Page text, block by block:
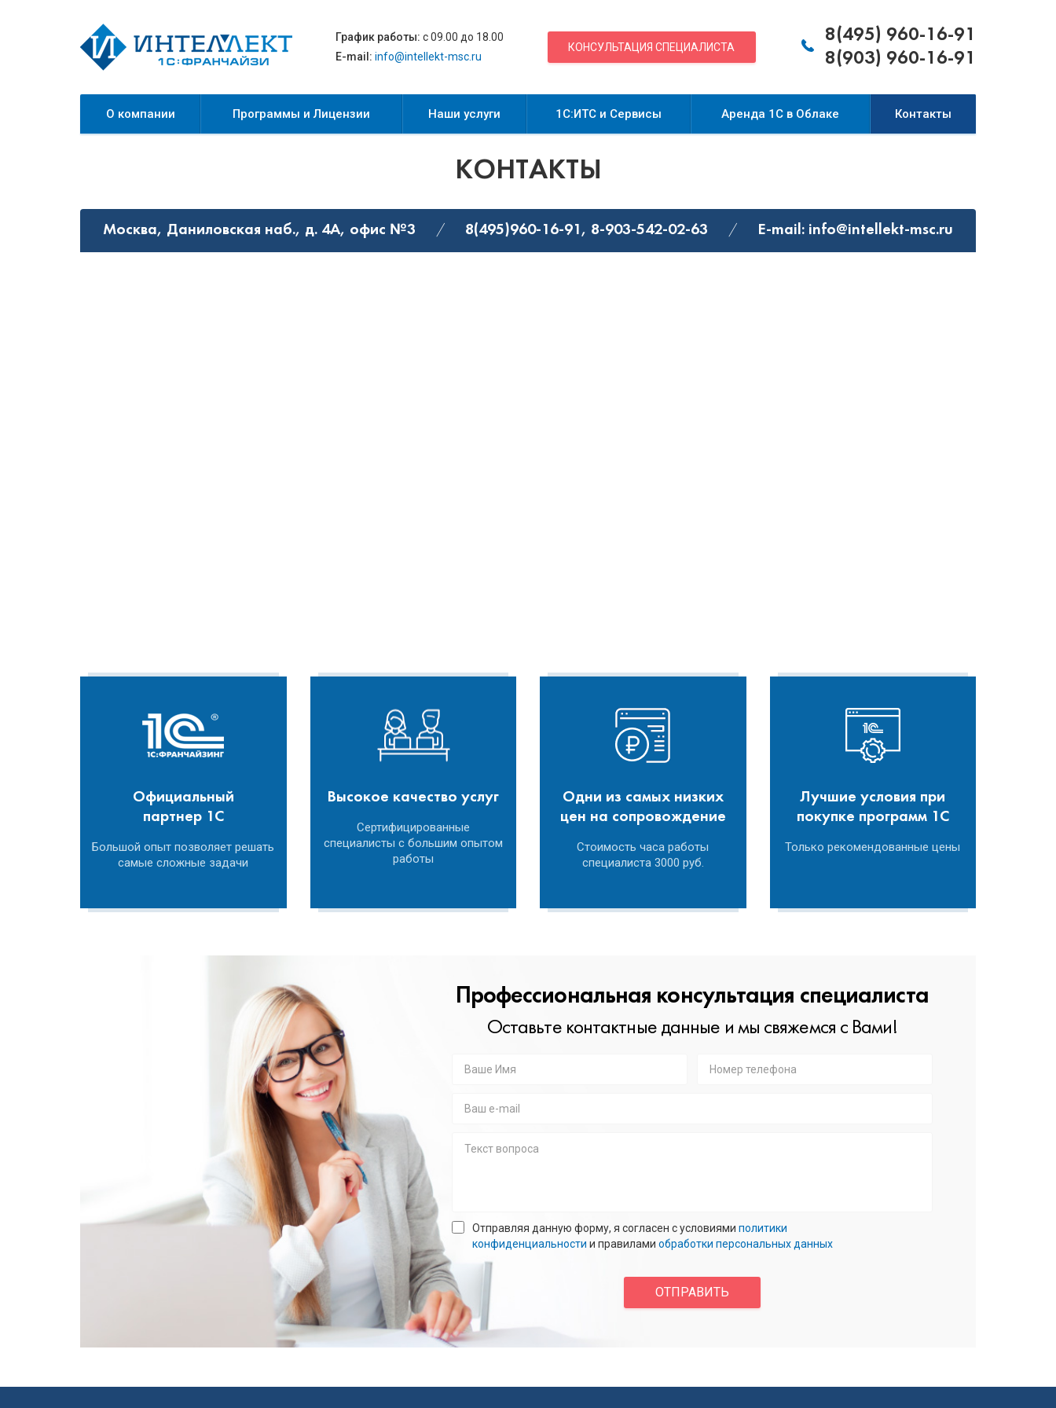
График работы: с 09.00 до 18.00
E-mail: info@intellekt-msc.ru
КОНСУЛЬТАЦИЯ СПЕЦИАЛИСТА
8(495) 960-16-91
8(903) 960-16-91
О компании Программы и Лицензии Наши услуги 1С:ИТС и Сервисы Аренда 1С в Облаке Контакты
КОНТАКТЫ
Москва, Даниловская наб., д. 4А, офис №3 8(495)960-16-91, 8-903-542-02-63 E-mail: info@intellekt-msc.ru
Официальный
партнер 1С
Большой опыт позволяет решать
самые сложные задачи
Высокое качество услуг
Сертифицированные
специалисты с большим опытом
работы
Одни из самых низких
цен на сопровождение
Стоимость часа работы
специалиста 3000 руб.
Лучшие условия при
покупке программ 1С
Только рекомендованные цены
Профессиональная консультация специалиста
Оставьте контактные данные и мы свяжемся с Вами!
Имя
mail
Текст
вопроса
Отправляя данную форму, я согласен с условиями политики
конфиденциальности и правилами обработки персональных данных
confidencial
Enter
answer:
2
+
2
2
ОТПРАВИТЬ